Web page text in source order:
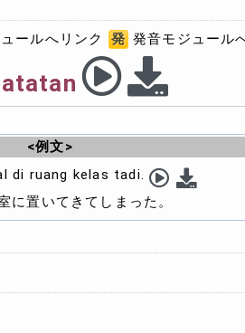
ールへリンク 発 発音モジュール
<例文>
di ruang kelas tadi.
に置いてきてしまった。